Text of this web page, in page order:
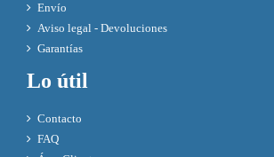
Envío
Aviso legal - Devoluciones
Garantías
Lo útil
Contacto
FAQ